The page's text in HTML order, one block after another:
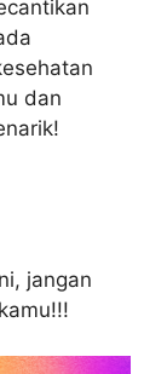
dan
jangan